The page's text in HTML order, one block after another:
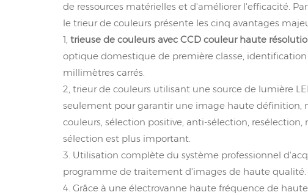
de ressources matérielles et d'améliorer l'efficacité.
le trieur de couleurs présente les cinq avantages
1, trieuse de couleurs avec CCD couleur haute
optique domestique de première classe,
millimètres carrés.
2, trieur de couleurs utilisant une source de lumière
seulement pour garantir une image haute définition,
couleurs, sélection positive, anti-sélection,
sélection est plus important.
3. Utilisation complète du système professionnel
programme de traitement d'images de haute qualité.
4. Grâce à une électrovanne haute fréquence de